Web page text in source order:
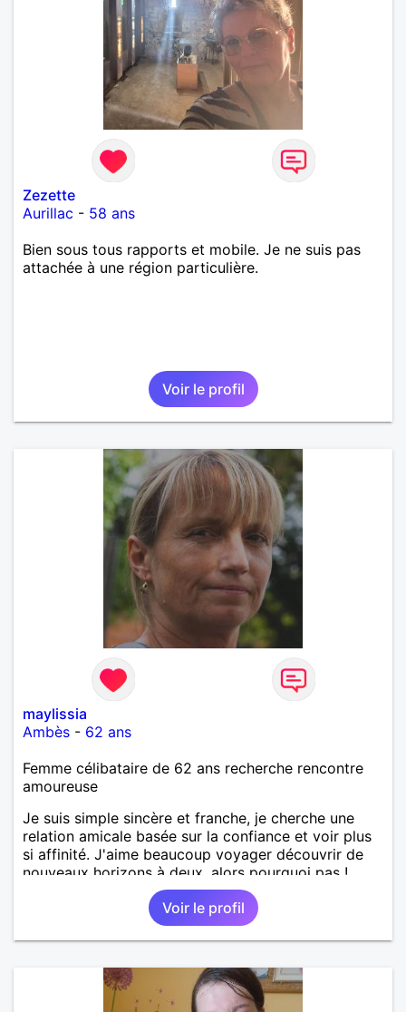
Zezette
Aurillac - 58 ans
Bien sous tous rapports et mobile. Je ne suis pas
attachée à une région particulière.
Voir le profil
maylissia
Ambès - 62 ans
Femme célibataire de 62 ans recherche rencontre
amoureuse
Je suis simple sincère et franche, je cherche une
relation amicale basée sur la confiance et voir plus
si affinité. J'aime beaucoup voyager découvrir de
nouveaux horizons à deux, alors pourquoi pas !
Voir le profil